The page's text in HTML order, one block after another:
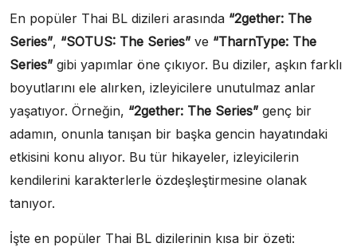
En popüler Thai BL dizileri arasında “2gether: The
Series”, “SOTUS: The Series” ve “TharnType: The
Series” gibi yapımlar öne çıkıyor. Bu diziler, aşkın farklı
boyutlarını ele alırken, izleyicilere unutulmaz anlar
yaşatıyor. Örneğin, “2gether: The Series” genç bir
adamın, onunla tanışan bir başka gencin hayatındaki
etkisini konu alıyor. Bu tür hikayeler, izleyicilerin
kendilerini karakterlerle özdeşleştirmesine olanak
tanıyor.
İşte en popüler Thai BL dizilerinin kısa bir özeti: